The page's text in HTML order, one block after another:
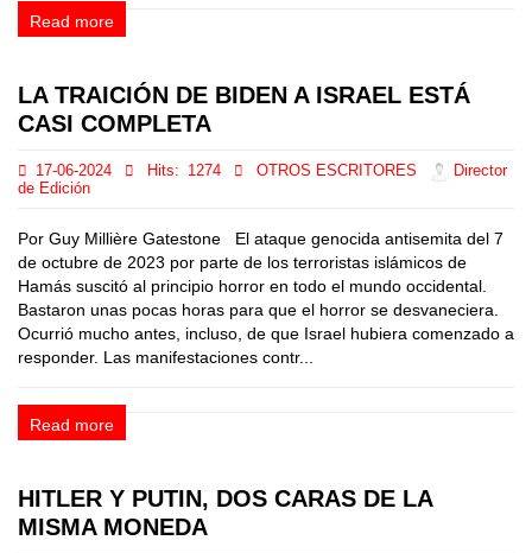
Read more
LA TRAICIÓN DE BIDEN A ISRAEL ESTÁ
CASI COMPLETA
17-06-2024 Hits: 1274 OTROS ESCRITORES
Director
de Edición
Por Guy Millière Gatestone El ataque genocida antisemita del 7
de octubre de 2023 por parte de los terroristas islámicos de
Hamás suscitó al principio horror en todo el mundo occidental.
Bastaron unas pocas horas para que el horror se desvaneciera.
Ocurrió mucho antes, incluso, de que Israel hubiera comenzado a
responder. Las manifestaciones contr...
Read more
HITLER Y PUTIN, DOS CARAS DE LA
MISMA MONEDA